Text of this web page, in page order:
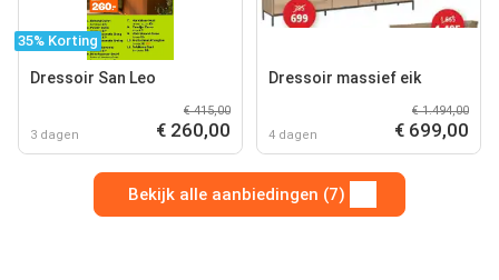
35% Korting
Dressoir San Leo
3 dagen
€ 415,00
€ 260,00
Dressoir massief eik
4 dagen
€ 1.494,00
€ 699,00
Bekijk alle aanbiedingen (7)